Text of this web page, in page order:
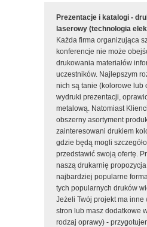
Prezentacje i katalogi -
laserowy (technologia
Każda firma organizująca
konferencje nie może
drukowania materiałów
uczestników. Najlepszym
nich są tanie (kolorowe lub
wydruki prezentacji,
metalową. Natomiast
obszerny asortyment
zainteresowani drukiem
gdzie będą mogli
przedstawić swoją ofertę.
naszą drukarnię
najbardziej popularne
tych popularnych druków
Jeżeli Twój projekt ma inne
stron lub masz dodatkowe
rodzaj oprawy) -